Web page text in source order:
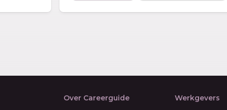
Over Careerguide Werkgevers